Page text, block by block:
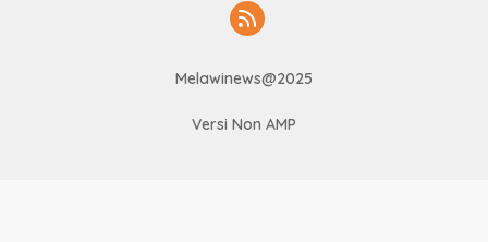
Melawinews@2025
Versi Non AMP